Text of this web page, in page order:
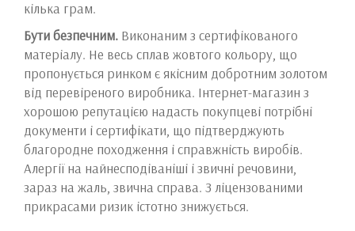
кілька грам.
Бути безпечним. Виконаним з сертифікованого
матеріалу. Не весь сплав жовтого кольору, що
пропонується ринком є ​​якісним добротним золотом
від перевіреного виробника. Інтернет-магазин з
хорошою репутацією надасть покупцеві потрібні
документи і сертифікати, що підтверджують
благородне походження і справжність виробів.
Алергії на найнесподіваніші і звичні речовини,
зараз на жаль, звична справа. З ліцензованими
прикрасами ризик істотно знижується.